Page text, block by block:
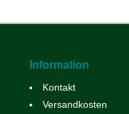
Information
Kontakt
Versandkosten